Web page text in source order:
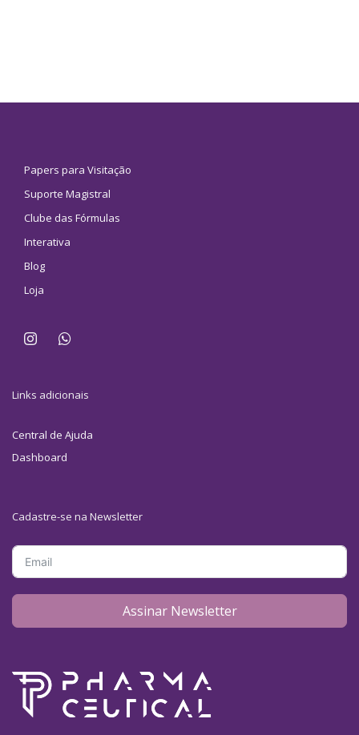
Papers para Visitação
Suporte Magistral
Clube das Fórmulas
Interativa
Blog
Loja
Links adicionais
Central de Ajuda
Dashboard
Cadastre-se na Newsletter
Assinar Newsletter